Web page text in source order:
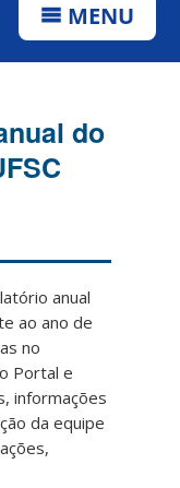
MENU
do
anual
ao ano de
no
Portal e
informações
da equipe